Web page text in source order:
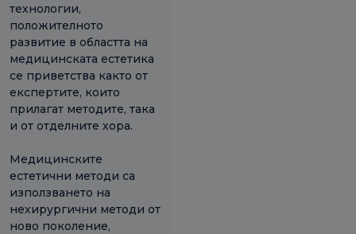
технологии,
положителното
развитие в областта на
медицинската естетика
се приветства както от
експертите, които
прилагат методите, така
и от отделните хора.
Медицинските
естетични методи са
използването на
нехирургични методи от
ново поколение,